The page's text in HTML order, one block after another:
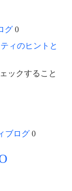
グ 0
ィのヒントと
ックすること
ブログ 0